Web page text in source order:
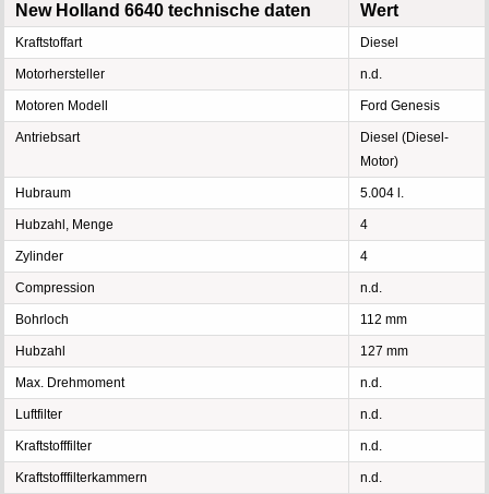
New Holland 6640 technische daten Wert
Kraftstoffart Diesel
Motorhersteller n.d.
Motoren Modell Ford Genesis
Antriebsart
Diesel (Diesel-
Motor)
Hubraum 5.004 l.
Hubzahl, Menge 4
Zylinder 4
Compression n.d.
Bohrloch 112 mm
Hubzahl 127 mm
Max. Drehmoment n.d.
Luftfilter n.d.
Kraftstofffilter n.d.
Kraftstofffilterkammern n.d.